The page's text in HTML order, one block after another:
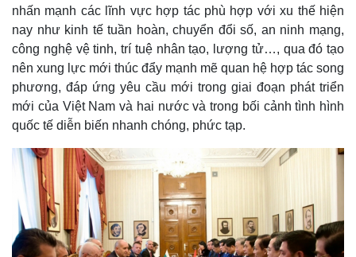
Kinh tế
Bất động sản
Khởi nghiệp
Thị trường
Giá vàng
Tiêu dùng
nhấn mạnh các lĩnh vực hợp tác phù hợp với xu thế hiện
nay như kinh tế tuần hoàn, chuyển đổi số, an ninh mạng,
công nghệ vệ tinh, trí tuệ nhân tạo, lượng tử…, qua đó tạo
nên xung lực mới thúc đẩy mạnh mẽ quan hệ hợp tác song
phương, đáp ứng yêu cầu mới trong giai đoạn phát triển
mới của Việt Nam và hai nước và trong bối cảnh tình hình
quốc tế diễn biến nhanh chóng, phức tạp.